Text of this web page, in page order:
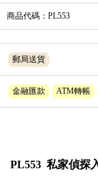
商品代碼 ：PL553
郵局送貨
金融匯款 ATM轉帳
PL553 私家偵探